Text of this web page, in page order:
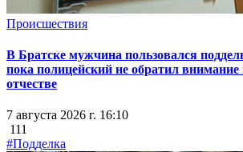
Происшествия
В Братске мужчина пользовался
пока полицейский не обратил внимание
отчестве
7 августа 2026 г. 16:10
111
#Подделка